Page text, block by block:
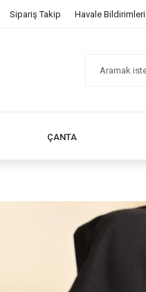
Sipariş Takip Havale Bildirimleri
ÇANTA